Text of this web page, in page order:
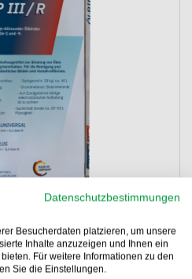
ONLINE RABATT
Datenschutzbestimmungen
Besucherdaten platzieren, um unsere
Inhalte anzuzeigen und Ihnen ein
Für weitere Informationen zu den
Sie die Einstellungen.